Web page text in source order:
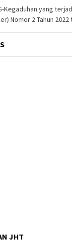
Kegaduhan yang
Nomor 2 Tahun
JHT